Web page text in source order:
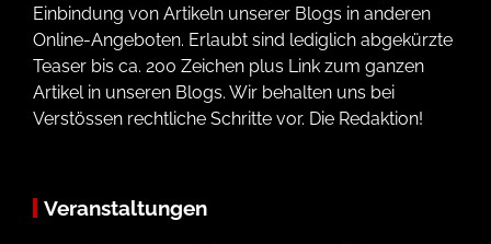
Einbindung von Artikeln unserer Blogs in anderen
Online-Angeboten. Erlaubt sind lediglich abgekürzte
Teaser bis ca. 200 Zeichen plus Link zum ganzen
Artikel in unseren Blogs. Wir behalten uns bei
Verstössen rechtliche Schritte vor. Die Redaktion!
Veranstaltungen